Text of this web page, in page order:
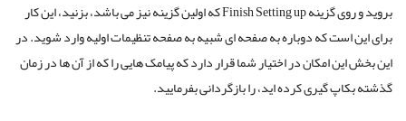
بروید و روی گزینهFinish Setting upکه اولین گزینه نیز می باشد، بزنید، این کار
برای این است که دوباره به صفحه ای شبیه به صفحه تنظیمات اولیه وارد شوید. در
این بخش این امکان در اختیار شما قرار دارد که پیامک هایی را که از آن ها در زمان
گذشته بکاپ گیری کرده اید، را بازگردانی بفرمایید.